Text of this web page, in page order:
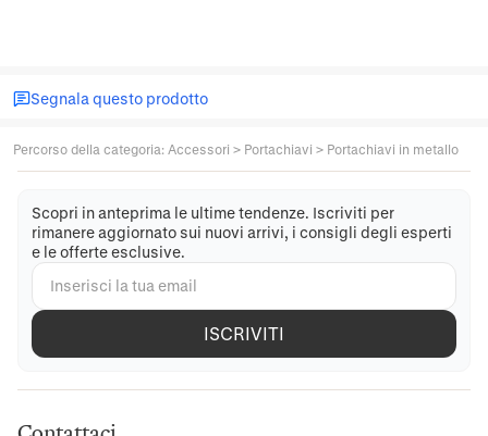
Segnala questo prodotto
Percorso della categoria: Accessori > Portachiavi > Portachiavi in metallo
Scopri in anteprima le ultime tendenze. Iscriviti per
rimanere aggiornato sui nuovi arrivi, i consigli degli esperti
e le offerte esclusive.
ISCRIVITI